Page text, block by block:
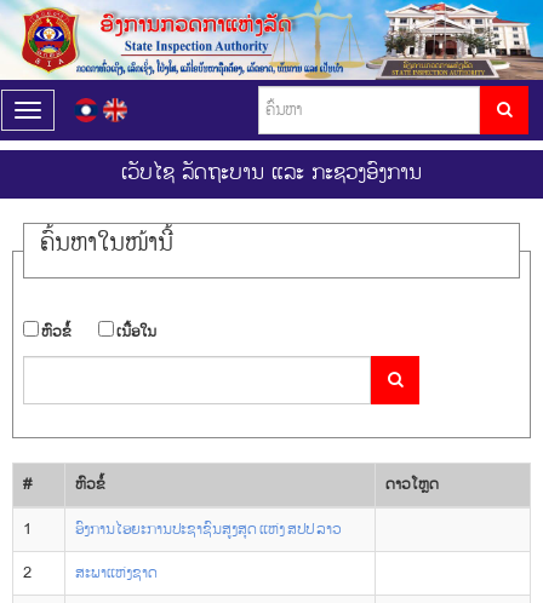
T
o
g
l
e
a
i
g
a
i
o
n
ເວັບໄຊ ລັດຖະບານ ແລະ ກະຊວງອົງການ
ຄົ້ນ​ຫາ​ໃນ​ໜ້ານີ້
​ຫົວ​ຂໍ້ ​ເນື້ອ​ໃນ
# ​ຫົວ​ຂໍ້
ດາວ​ໂຫຼດ
1
ອົງການໄອຍະການປະຊາຊົນສູງສຸດ ແຫ່ງ ສປປ ລາວ
2
ສະພາແຫ່ງຊາດ